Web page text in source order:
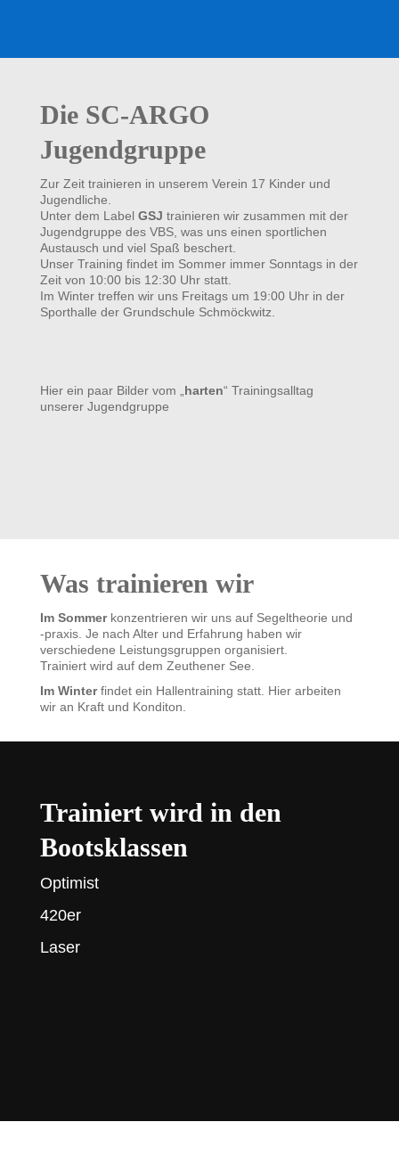
Die SC-ARGO
Jugendgruppe
Zur Zeit trainieren in unserem Verein 17 Kinder und
Jugendliche.
Unter dem Label GSJ trainieren wir zusammen mit der
Jugendgruppe des VBS, was uns einen sportlichen
Austausch und viel Spaß beschert.
Unser Training findet im Sommer immer Sonntags in der
Zeit von 10:00 bis 12:30 Uhr statt.
Im Winter treffen wir uns Freitags um 19:00 Uhr in der
Sporthalle der Grundschule Schmöckwitz.
Hier ein paar Bilder vom „ harten“ Trainingsalltag
unserer Jugendgruppe
Was trainieren wir
Im Sommerkonzentrieren wir uns auf Segeltheorie und
-praxis. Je nach Alter und Erfahrung haben wir
verschiedene Leistungsgruppen organisiert.
Trainiert wird auf dem Zeuthener See.
Im Winterfindet ein Hallentraining statt. Hier arbeiten
wir an Kraft und Konditon.
Trainiert wird in den
Bootsklassen
Optimist
420er
Laser